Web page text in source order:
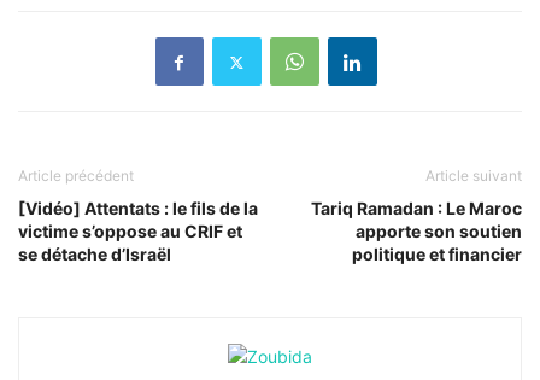
Article précédent
[Vidéo] Attentats : le fils de la
victime s’oppose au CRIF et
se détache d’Israël
Article suivant
Tariq Ramadan : Le Maroc
apporte son soutien
politique et financier